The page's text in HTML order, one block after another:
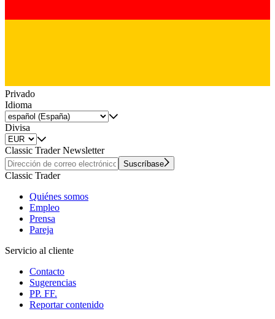
Privado
Idioma
Divisa
Classic Trader Newsletter
Suscríbase
Classic Trader
Quiénes somos
Empleo
Prensa
Pareja
Servicio al cliente
Contacto
Sugerencias
PP. FF.
Reportar contenido